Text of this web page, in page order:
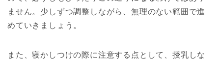
ません。少しずつ調整しながら、無理のない範囲で進
めていきましょう。
また、寝かしつけの際に注意する点として、授乳しな